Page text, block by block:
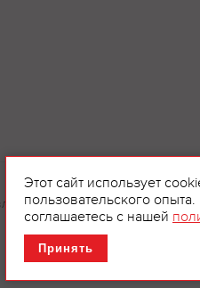
рекламой.
Этот сайт использует
пользовательского
соглашаетесь с нашей
Принять